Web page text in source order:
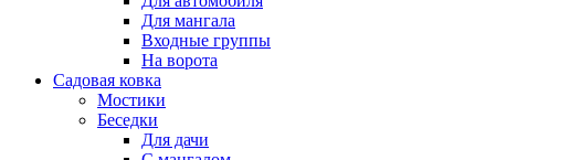
Для мангала
Входные группы
На ворота
Садовая ковка
Мостики
Беседки
Для дачи